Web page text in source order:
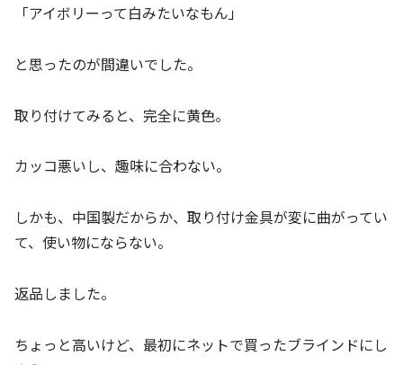
「アイボリーって白みたいなもん」
と思ったのが間違いでした。
取り付けてみると、完全に黄色。
カッコ悪いし、趣味に合わない。
しかも、中国製だからか、取り付け金具が変に曲がってい
て、使い物にならない。
返品しました。
ちょっと高いけど、最初にネットで買ったブラインドにし